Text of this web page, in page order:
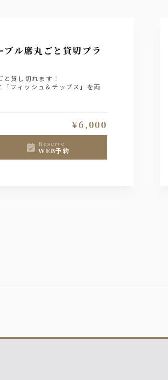
ル席丸ごと貸切プラ
貸し切れます！
フィッシュ＆チップス」を両
¥6,000
reserve
WEB予約